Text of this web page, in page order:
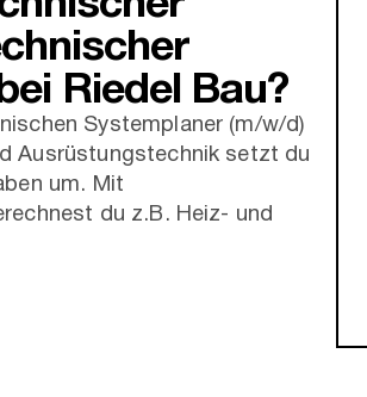
Riedel Bau?
Systemplaner (m/w/d)
Ausrüstungstechnik setzt du
um. Mit
du z.B. Heiz- und